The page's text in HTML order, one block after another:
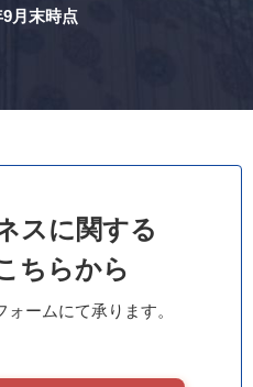
月末時点
スに関する
ちらから
ームにて承ります。